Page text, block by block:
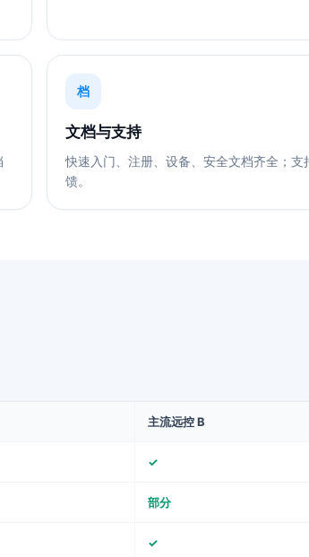
档
文档与支持
快速入门、注册、设备、安全文档齐全；支
馈。
主流远控 B
✓
部分
✓